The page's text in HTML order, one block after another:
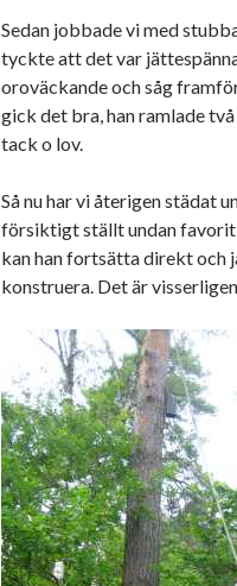
Sedan jobbade vi med
tyckte att det var
oroväckande och såg
gick det bra, han ramlade
tack o lov.
Så nu har vi återigen städat
försiktigt ställt undan
kan han fortsätta direkt och
konstruera. Det är